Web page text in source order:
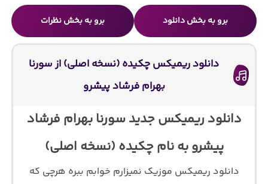
برو به بخش دانلود برو به بخش نظرات
دانلود ریمیکس چکیده (نسخه اصلی) از سورنا
بهرام فرشاد پیشرو
دانلود ریمیکس جدید سورنا بهرام فرشاد
پیشرو به نام چکیده (نسخه اصلی)
دانلود ریمیکس موزیک نمیزارم خوابم ببره هرچی که